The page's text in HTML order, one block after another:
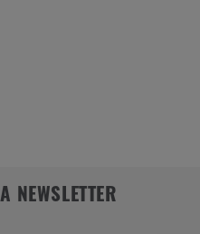
NEWSLETTER